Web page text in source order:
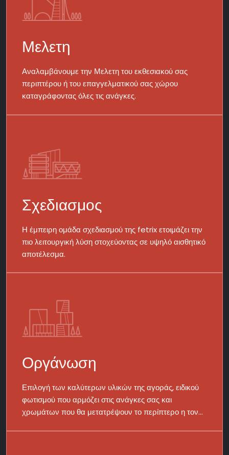
Μελετη
Αναλαμβάνουμε την Μελετη του εκθεσιακού σας
περιπτέρου ή του επαγγελματικού σας χώρου
καταγράφοντας όλες τις ανάγκες.
Σχεδιασμος
Η έμπειρη ομάδα σχεδιασμού της fetrix ετοιμάζει την
πιο λειτουργική λύση στοχεύοντας σε υψηλό αισθητικό
αποτέλεσμα.
Οργάνωση
Επιλογή των καλύτερων υλικών της αγοράς, ειδικού
φωτισμού που αρμόζει στις ανάγκες σας και
χρωμάτων που θα μετατρέψουν το περίπτερο η τον